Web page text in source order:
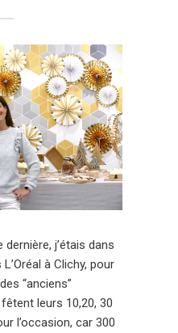
j’étais dans
à Clichy, pour
“anciens”
leurs 10,20, 30
l’occasion, car 300